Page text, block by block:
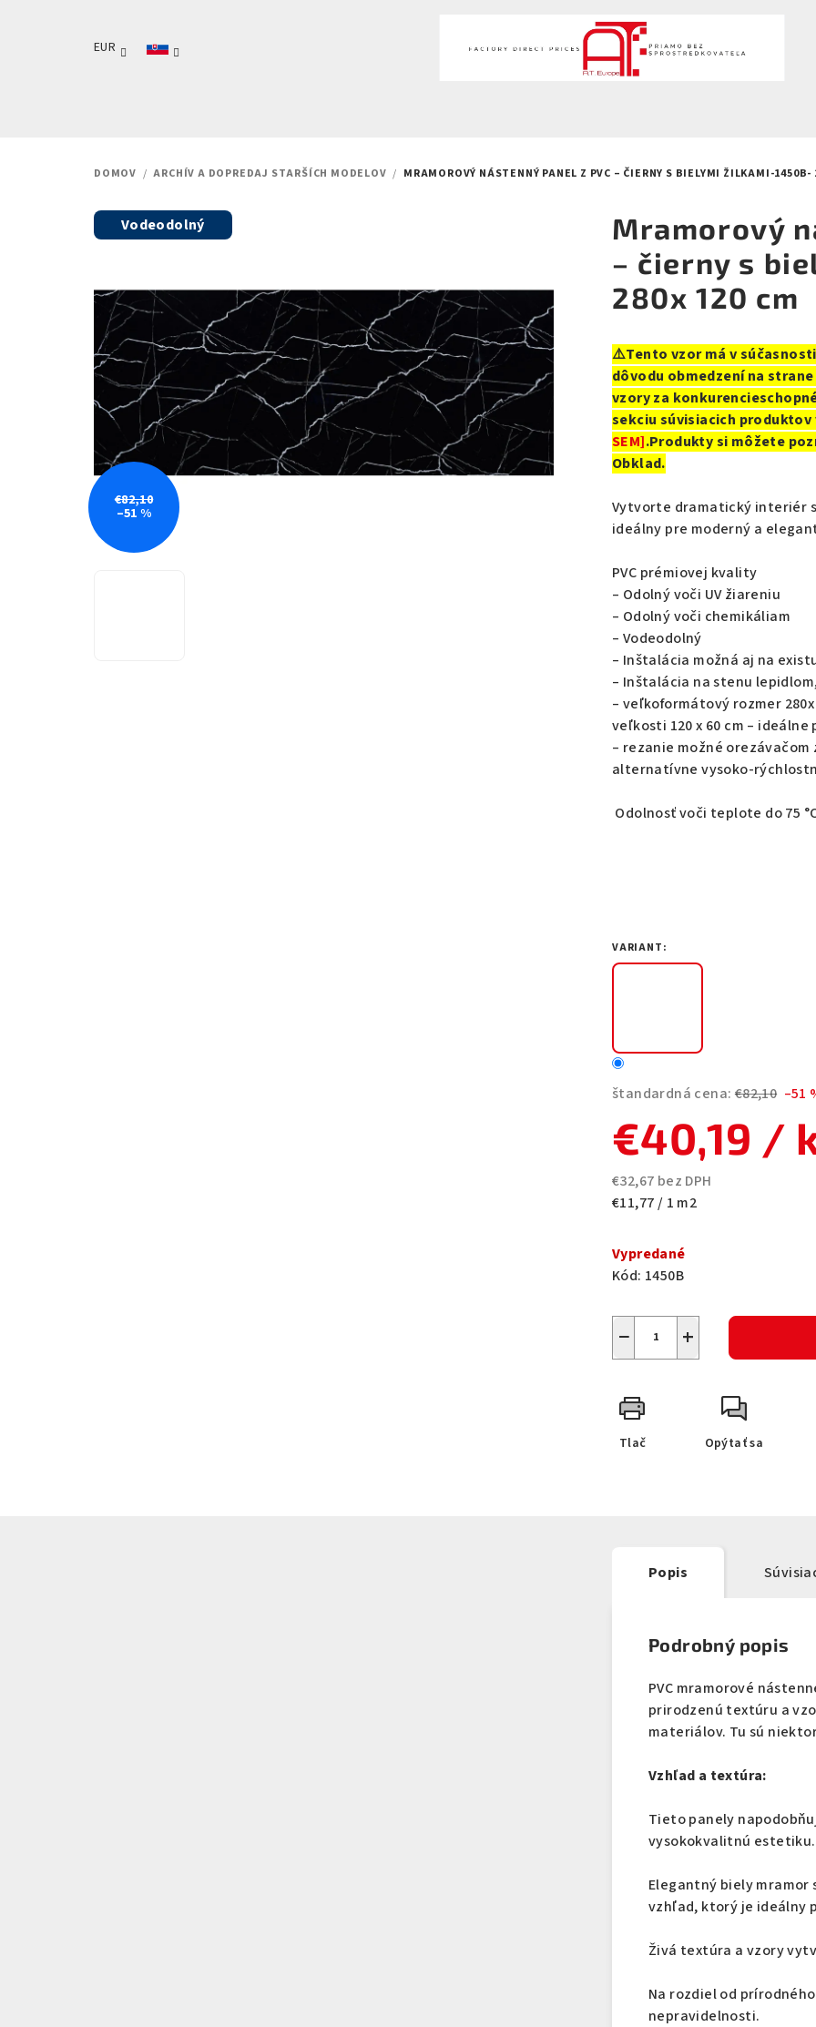
EUR
DOMOV / ARCHÍV A DOPREDAJ STARŠÍCH MODELOV / MRAMOROVÝ NÁSTENNÝ PANEL Z PVC – ČIERNY S BIELYMI ŽILKAMI-1450B-
Mramorový
– čierny s
280x 120 cm
⚠️Tento vzor má v
dôvodu obmedzení na
vzory za
sekciu súvisiacich
SEM].Produkty si môžete
Obklad.
Vytvorte dramatický interiér
ideálny pre moderný a
PVC prémiovej kvality
– Odolný voči UV žiareniu
– Odolný voči chemikáliam
– Vodeodolný
– Inštalácia možná aj na
– Inštalácia na stenu
– veľkoformátový rozmer
veľkosti 120 x 60 cm –
– rezanie možné
alternatívne vysoko-
Odolnosť voči teplote do 75
VARIANT:
štandardná cena: €82,10 –51
€40,19 /
€32,67 bez DPH
Jednotková
€11,77 / 1 m2
Vypredané
Kód: 1450B
+
−
Tlač Opýtať sa
Vodeodolný
€82,10
–51 %
Popis
Podrobný popis
PVC mramorové
prirodzenú textúru a
materiálov. Tu sú
Vzhľad a textúra:
Tieto panely
Elegantný biely
vzhľad, ktorý je ideálny
Živá textúra a vzory
Na rozdiel od
nepravidelnosti.